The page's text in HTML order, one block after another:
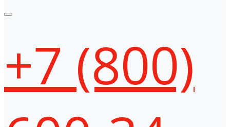
+7 (800)